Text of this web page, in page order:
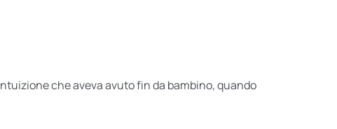
che aveva avuto fin da bambino, quando